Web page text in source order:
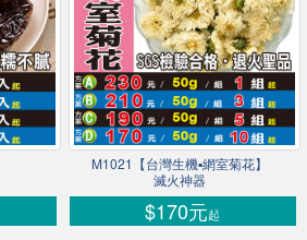
M1021【台灣生機▪網室菊花】
滅火神器
$170元起